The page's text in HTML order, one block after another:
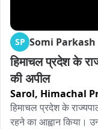
SP Somi
हिमाचल प्रदेश के
की अपील
Sarol, Himachal
हिमाचल प्रदेश के
रहने का आह्वान किया।